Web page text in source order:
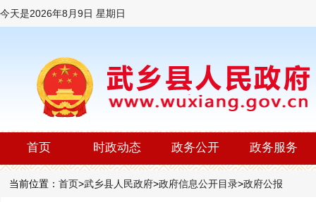
今天是2026年8月9日 星期日
首页 时政动态 政务公开 政务服务
当前位置： 首页>武乡县人民政府>政府信息公开目录>政府公报